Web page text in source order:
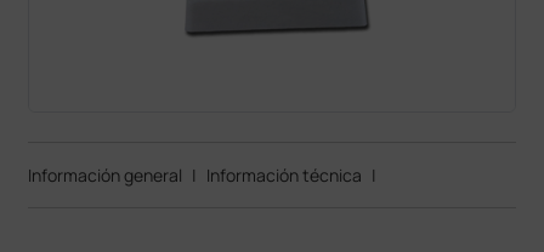
Información general | Información técnica |